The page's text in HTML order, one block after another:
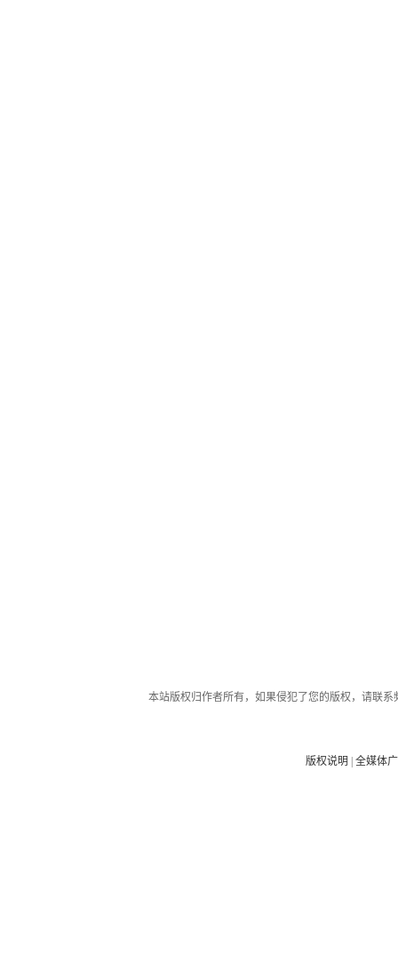
本站版权归作者所有，如果侵犯了您的版权，请联
版权说明 |全媒体